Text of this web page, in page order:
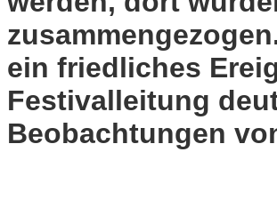
ein friedliches
Festivalleitung
Beobachtungen